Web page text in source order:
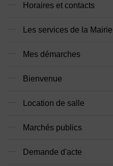
Horaires et contacts
Les services de la Mairie
Mes démarches
Bienvenue
Location de salle
Marchés publics
Demande d'acte